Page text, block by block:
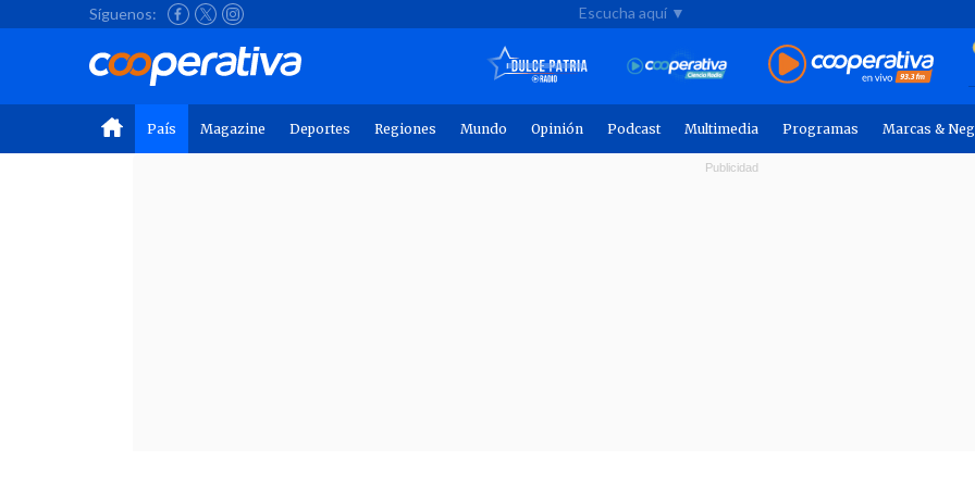
Síguenos: Escucha aquí ▼
País Magazine Deportes Regiones Mundo Opinión Podcast Multimedia Programas Marcas &